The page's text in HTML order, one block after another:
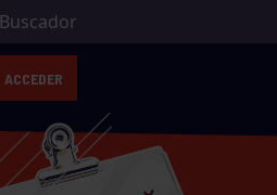
Buscador
ACCEDER